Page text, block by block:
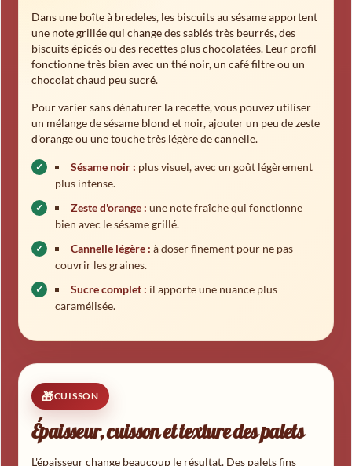
Dans une boîte à bredeles, les biscuits au sésame apportent
une note grillée qui change des sablés très beurrés, des
biscuits épicés ou des recettes plus chocolatées. Leur profil
fonctionne très bien avec un thé noir, un café filtre ou un
chocolat chaud peu sucré.
Pour varier sans dénaturer la recette, vous pouvez utiliser
un mélange de sésame blond et noir, ajouter un peu de zeste
d'orange ou une touche très légère de cannelle.
Sésame noir : plus visuel, avec un goût légèrement
plus intense.
Zeste d'orange : une note fraîche qui fonctionne
bien avec le sésame grillé.
Cannelle légère : à doser finement pour ne pas
couvrir les graines.
Sucre complet : il apporte une nuance plus
caramélisée.
CUISSON
Épaisseur, cuisson et texture des palets
L'épaisseur change beaucoup le résultat. Des palets fins